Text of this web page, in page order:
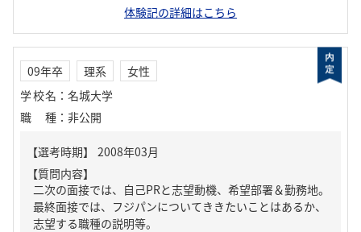
体験記の詳細はこちら
09年卒 理系
女性
学校名 ： 名城大学
職種 ： 非公開
【質問内容】
二次の面接では、自己PRと志望動機、希望部署＆勤務地。
最終面接では、フジパンについてききたいことはあるか、
志望する職種の説明等。